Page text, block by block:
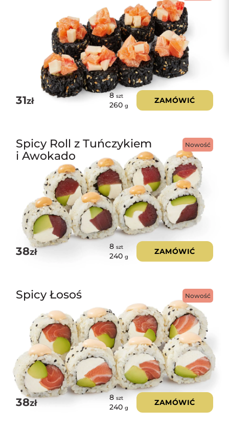
31zł
8szt
260 g
ZAMÓWIĆ
Nowość
Spicy Roll z Tuńczykiem
i Awokado
38zł
8 szt
240 g
ZAMÓWIĆ
Nowość
Spicy Łosoś
38zł
8 szt
240 g
ZAMÓWIĆ